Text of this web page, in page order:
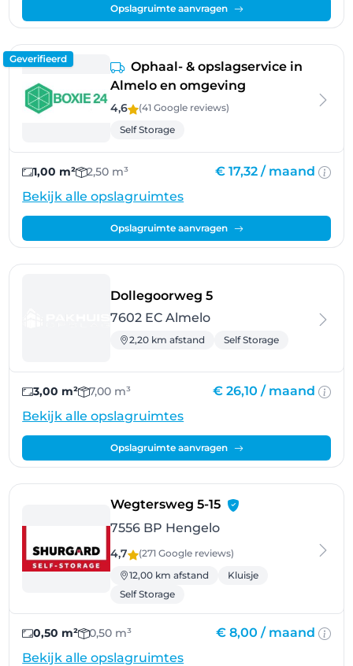
Opslagruimte aanvragen
Geverifieerd
Ophaal- & opslagservice in
Almelo en omgeving
4,6 (41 Google reviews)
Self Storage
1,00 m² 2,50 m³ € 17,32 / maand
Bekijk alle opslagruimtes
Opslagruimte aanvragen
Dollegoorweg 5- Almelo
7602 EC Almelo
2,20 km afstand Self Storage
3,00 m² 7,00 m³ € 26,10 / maand
Bekijk alle opslagruimtes
Opslagruimte aanvragen
Wegtersweg 5-15- Hengelo
7556 BP Hengelo
4,7 (271 Google reviews)
12,00 km afstand
Kluisje
Self Storage
0,50 m² 0,50 m³ € 8,00 / maand
Bekijk alle opslagruimtes